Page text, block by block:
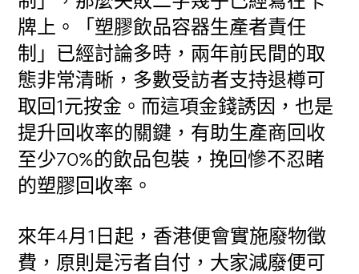
牌上。「塑膠飲品容器生產者責任
制」已經討論多時，兩年前民間的取
態非常清晰，多數受訪者支持退樽可
取回1元按金。而這項金錢誘因，也是
提升回收率的關鍵，有助生產商回收
至少70%的飲品包裝，挽回慘不忍睹
的塑膠回收率。
來年4月1日起，香港便會實施廢物徵
費，原則是污者自付，大家減廢便可